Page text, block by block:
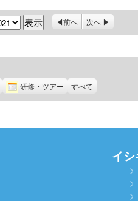
前へ 次へ
研修・ツアー すべて
イ